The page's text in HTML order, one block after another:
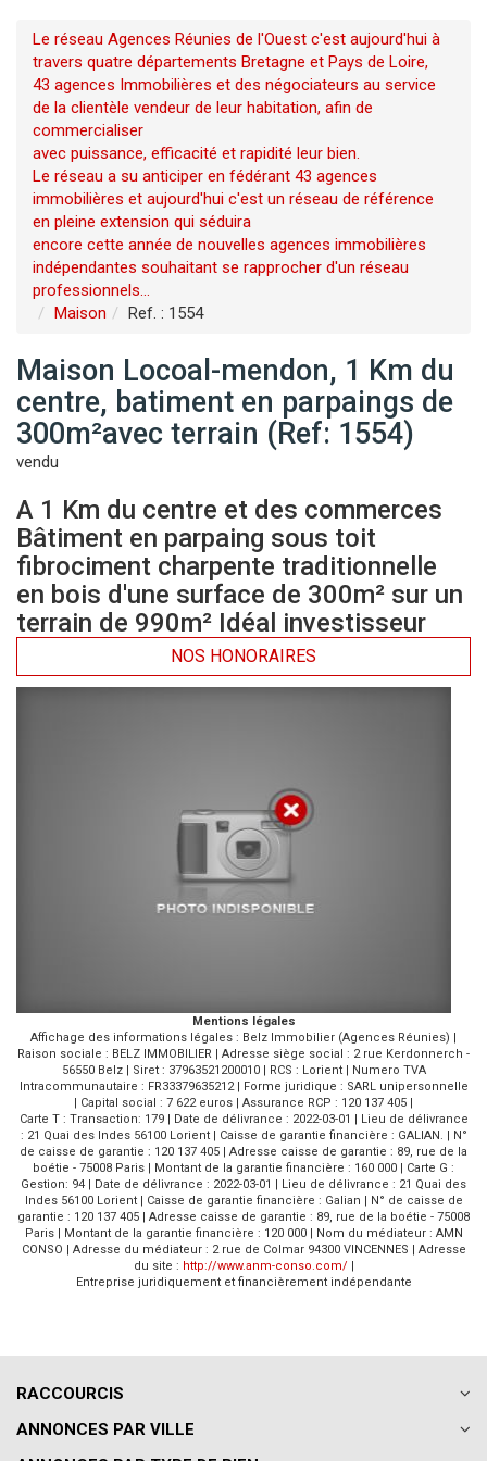
Le réseau Agences Réunies de l'Ouest c'est aujourd'hui à
travers quatre départements Bretagne et Pays de Loire,
43 agences Immobilières et des négociateurs au service
de la clientèle vendeur de leur habitation, afin de
commercialiser
avec puissance, efficacité et rapidité leur bien.
Le réseau a su anticiper en fédérant 43 agences
immobilières et aujourd'hui c'est un réseau de référence
en pleine extension qui séduira
encore cette année de nouvelles agences immobilières
indépendantes souhaitant se rapprocher d'un réseau
professionnels...
Maison
Ref. : 1554
Maison Locoal-mendon, 1 Km du
centre, batiment en parpaings de
300m²avec terrain (Ref: 1554)
vendu
A 1 Km du centre et des commerces
Bâtiment en parpaing sous toit
fibrociment charpente traditionnelle
en bois d'une surface de 300m² sur un
terrain de 990m² Idéal investisseur
NOS HONORAIRES
Mentions légales
Affichage des informations légales : Belz Immobilier (Agences Réunies) |
Raison sociale : BELZ IMMOBILIER | Adresse siège social : 2 rue Kerdonnerch -
56550 Belz | Siret : 37963521200010 | RCS : Lorient | Numero TVA
Intracommunautaire : FR33379635212 | Forme juridique : SARL unipersonnelle
| Capital social : 7 622 euros | Assurance RCP : 120 137 405 |
Carte T : Transaction: 179 | Date de délivrance : 2022-03-01 | Lieu de délivrance
: 21 Quai des Indes 56100 Lorient | Caisse de garantie financière : GALIAN. | N°
de caisse de garantie : 120 137 405 | Adresse caisse de garantie : 89, rue de la
boétie - 75008 Paris | Montant de la garantie financière : 160 000 | Carte G :
Gestion: 94 | Date de délivrance : 2022-03-01 | Lieu de délivrance : 21 Quai des
Indes 56100 Lorient | Caisse de garantie financière : Galian | N° de caisse de
garantie : 120 137 405 | Adresse caisse de garantie : 89, rue de la boétie - 75008
Paris | Montant de la garantie financière : 120 000 | Nom du médiateur : AMN
CONSO | Adresse du médiateur : 2 rue de Colmar 94300 VINCENNES | Adresse
du site : http://www.anm-conso.com/ |
Entreprise juridiquement et financièrement indépendante
RACCOURCIS
ANNONCES PAR VILLE